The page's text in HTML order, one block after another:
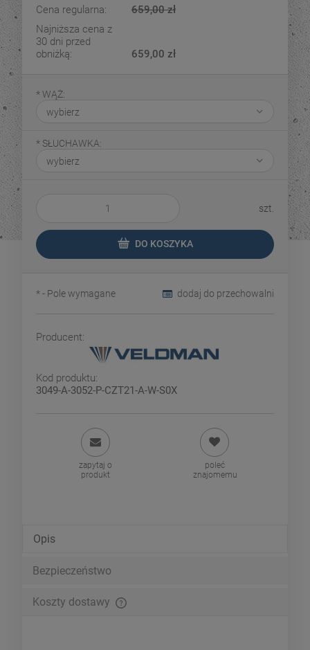
Cena regularna:
659,00 zł
Najniższa cena z
30 dni przed
obniżką:
659,00 zł
*WĄŻ:
* SŁUCHAWKA:
szt.
DO KOSZYKA
dodaj do przechowalni
*- Pole wymagane
Producent:
Kod produktu:
3049-A-3052-P-CZT21-A-W-S0X
zapytaj o
produkt
poleć
znajomemu
Opis
Bezpieczeństwo
Koszty dostawy